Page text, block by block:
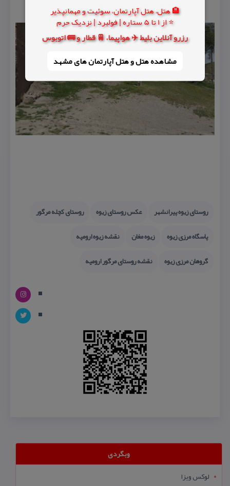
🏨 هتل، هتل آپارتمان، سوئیت و مهمانپذیر
⭐ از 1 تا 5 ستاره | فولبرد | نزدیک حرم
رزرو آنلاین بلیط ✈️ هواپیما، 🚆 قطار و 🚌 اتوبوس
مشاهده هتل و هتل‌ آپارتمان های مشهد
روستای زیوه پیرانشهر عكس روستای زیوه
روستای كچله مرگور
پاسگاه مرزی زیوه
زیوه مغان
نقشه زیوه ارومیه
گروهان مرزی زیوه
نقشه روستای مرگور ارومیه
وبگردی
لوکس ویزا